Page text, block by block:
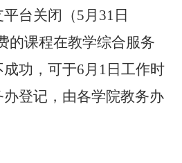
台关闭（5月31日
的课程在教学综合服务
功，可于6月1日工作时
登记，由各学院教务办